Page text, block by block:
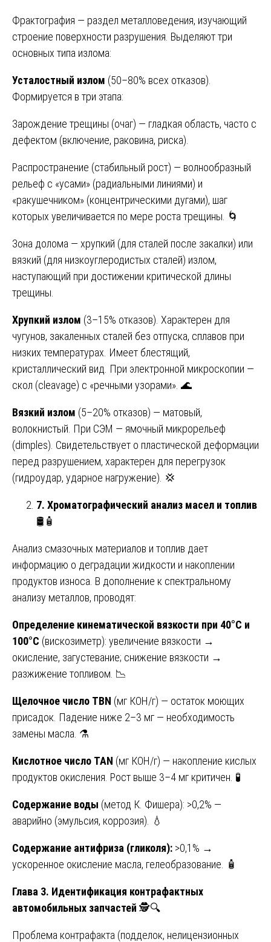
Фрактография — раздел металловедения, изучающий
строение поверхности разрушения. Выделяют три
основных типа излома:
Усталостный излом (50–80% всех отказов).
Формируется в три этапа:
Зарождение трещины (очаг) — гладкая область, часто с
дефектом (включение, раковина, риска).
Распространение (стабильный рост) — волнообразный
рельеф с «усами» (радиальными линиями) и
«ракушечником» (концентрическими дугами), шаг
которых увеличивается по мере роста трещины. 🌀
Зона долома — хрупкий (для сталей после закалки) или
вязкий (для низкоуглеродистых сталей) излом,
наступающий при достижении критической длины
трещины.
Хрупкий излом (3–15% отказов). Характерен для
чугунов, закаленных сталей без отпуска, сплавов при
низких температурах. Имеет блестящий,
кристаллический вид. При электронной микроскопии —
скол (cleavage) с «речными узорами». 🌊
Вязкий излом (5–20% отказов) — матовый,
волокнистый. При СЭМ — ямочный микрорельеф
(dimples). Свидетельствует о пластической деформации
перед разрушением, характерен для перегрузок
(гидроудар, ударное нагружение). 💢
7. Хроматографический анализ масел и топлив
🛢️🧴
Анализ смазочных материалов и топлив дает
информацию о деградации жидкости и накоплении
продуктов износа. В дополнение к спектральному
анализу металлов, проводят:
Определение кинематической вязкости при 40°C и
100°C (вискозиметр): увеличение вязкости →
окисление, загустевание; снижение вязкости →
разжижение топливом. 📉
Щелочное число TBN (мг КОН/г) — остаток моющих
присадок. Падение ниже 2–3 мг — необходимость
замены масла. ⚗️
Кислотное число TAN (мг КОН/г) — накопление кислых
продуктов окисления. Рост выше 3–4 мг критичен. 🧪
Содержание воды (метод К. Фишера): >0,2% —
аварийно (эмульсия, коррозия). 💧
Содержание антифриза (гликоля): >0,1% →
ускоренное окисление масла, гелеобразование. 🧴
Глава 3. Идентификация контрафактных
автомобильных запчастей 🕵️🔍
Проблема контрафакта (подделок, нелицензионных